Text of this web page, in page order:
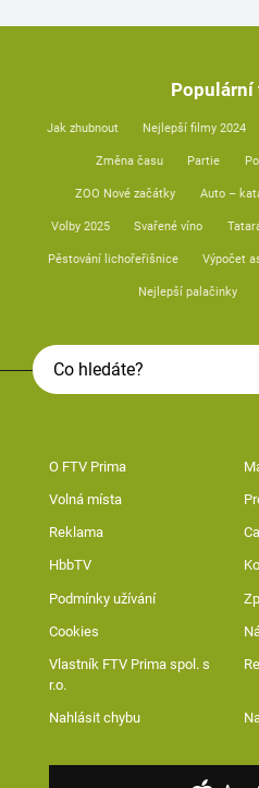
Populární
Jak zhubnout Nejlepší filmy 2024
Změna času Partie
ZOO Nové začátky Auto –
Volby 2025 Svařené víno
Pěstování lichořeřišnice Výpočet
Nejlepší palačinky
O FTV Prima
Volná místa
Reklama
HbbTV
Podmínky užívání
Cookies
Vlastník FTV Prima spol. s
r.o.
Nahlásit chybu